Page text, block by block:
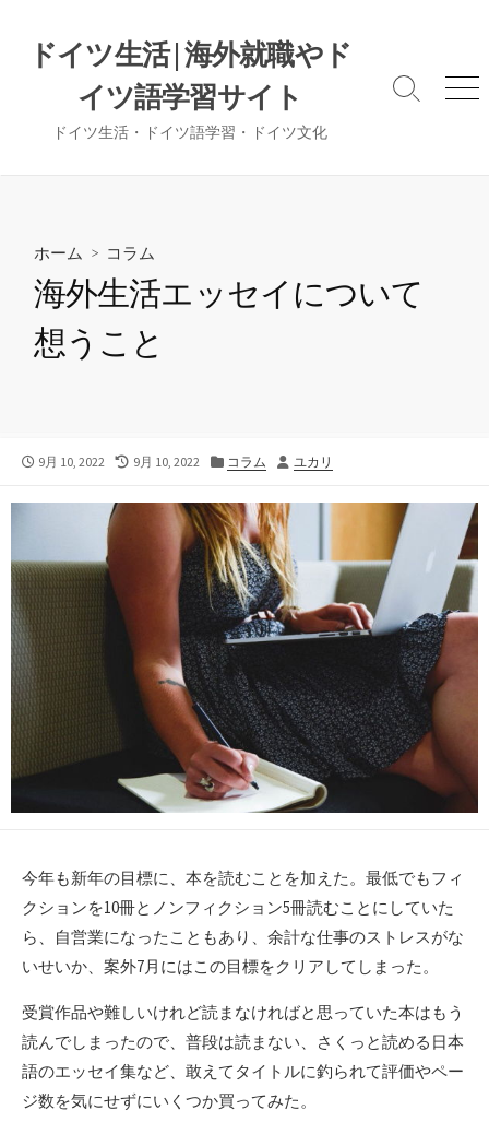
ス
ドイツ生活 | 海外就職やド
イツ語学習サイト
ドイツ生活・ドイツ語学習・ドイツ文化
検
メ
ホーム > コラム
海外生活エッセイについて
想うこと
公
日
9月 10, 2022
最
更
9月 10, 2022
カ
ゴ
リ
ー
コラム
投
者
ユカリ
今年も新年の目標に、本を読むことを加えた。最低でもフィ
クションを10冊とノンフィクション5冊読むことにしていた
ら、自営業になったこともあり、余計な仕事のストレスがな
いせいか、案外7月にはこの目標をクリアしてしまった。
受賞作品や難しいけれど読まなければと思っていた本はもう
読んでしまったので、普段は読まない、さくっと読める日本
語のエッセイ集など、敢えてタイトルに釣られて評価やペー
ジ数を気にせずにいくつか買ってみた。